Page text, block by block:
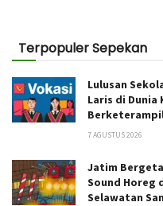
Terpopuler Sepekan
Lulusan
Laris di Dunia
7 AGUSTUS 2026
Jatim
Sound Horeg
Selawatan